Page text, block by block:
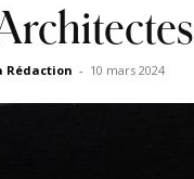
Rédaction - 10 mars 2024